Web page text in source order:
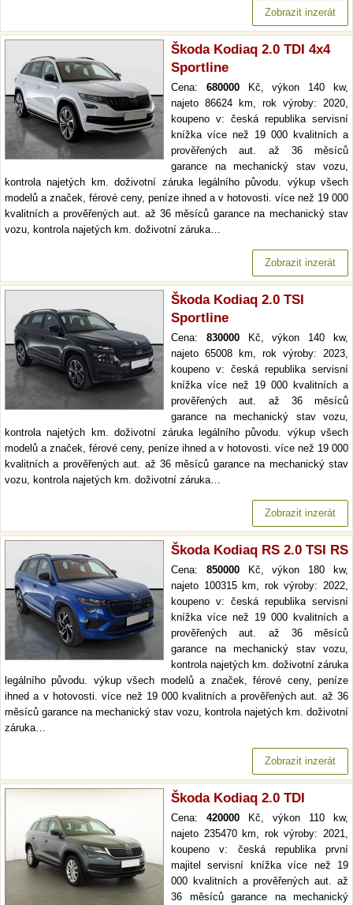
Zobrazit inzerát
Škoda Kodiaq 2.0 TDI 4x4
Sportline
Cena: 680000Kč, výkon 140 kw,
najeto 86624 km, rok výroby: 2020,
koupeno v: česká republika servisní
knížka více než 19 000 kvalitních a
prověřených aut. až 36 měsíců
garance na mechanický stav vozu,
kontrola najetých km. doživotní záruka legálního původu. výkup všech
modelů a značek, férové ceny, peníze ihned a v hotovosti. více než 19 000
kvalitních a prověřených aut. až 36 měsíců garance na mechanický stav
vozu, kontrola najetých km. doživotní záruka…
Zobrazit inzerát
Škoda Kodiaq 2.0 TSI
Sportline
Cena: 830000Kč, výkon 140 kw,
najeto 65008 km, rok výroby: 2023,
koupeno v: česká republika servisní
knížka více než 19 000 kvalitních a
prověřených aut. až 36 měsíců
garance na mechanický stav vozu,
kontrola najetých km. doživotní záruka legálního původu. výkup všech
modelů a značek, férové ceny, peníze ihned a v hotovosti. více než 19 000
kvalitních a prověřených aut. až 36 měsíců garance na mechanický stav
vozu, kontrola najetých km. doživotní záruka…
Zobrazit inzerát
Škoda Kodiaq RS 2.0 TSI RS
Cena: 850000Kč, výkon 180 kw,
najeto 100315 km, rok výroby: 2022,
koupeno v: česká republika servisní
knížka více než 19 000 kvalitních a
prověřených aut. až 36 měsíců
garance na mechanický stav vozu,
kontrola najetých km. doživotní záruka
legálního původu. výkup všech modelů a značek, férové ceny, peníze
ihned a v hotovosti. více než 19 000 kvalitních a prověřených aut. až 36
měsíců garance na mechanický stav vozu, kontrola najetých km. doživotní
záruka…
Zobrazit inzerát
Škoda Kodiaq 2.0 TDI
Cena: 420000 Kč, výkon 110 kw,
najeto 235470 km, rok výroby: 2021,
koupeno v: česká republika první
majitel servisní knížka více než 19
000 kvalitních a prověřených aut. až
36 měsíců garance na mechanický